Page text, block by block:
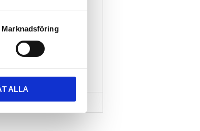
Marknadsföring
ALLA
SPÅRSADAPTER 20X24
Nytt takräcke, nya fästen
till takboxen?